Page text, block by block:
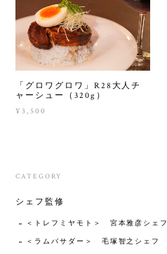
「グロワグロワ」R28大人チ
ャーシュー（320g）
¥3,500
CATEGORY
シェフ監修
＜トレフミヤモト＞ 宮本雅彦シェフ
＜ラムバサダー＞ 毛塚智之シェフ